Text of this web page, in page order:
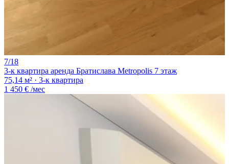
7/18
3-к квартира аренда Братислава Metropolis 7 этаж
75,14 м² · 3-к квартира
1 450 € /мес